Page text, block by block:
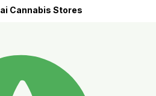
Cannabis Stores